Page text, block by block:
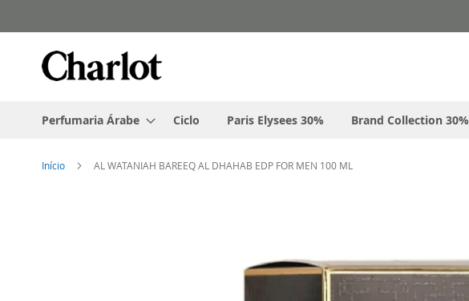
para
conteúdo
Perfumaria Árabe
Ciclo Paris Elysees 30% Brand Collection 30%
Início AL WATANIAH BAREEQ AL DHAHAB EDP FOR MEN 100 ML